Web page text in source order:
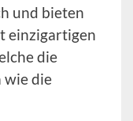
und bieten
einzigartigen
die
wie die